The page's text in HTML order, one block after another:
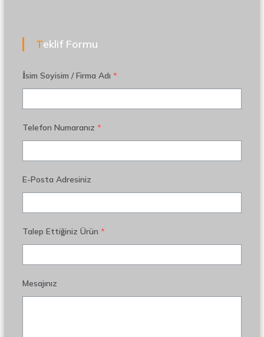
Teklif Formu
İsim Soyisim / Firma Adı *
Telefon Numaranız *
E-Posta Adresiniz
Talep Ettiğiniz Ürün *
Mesajınız